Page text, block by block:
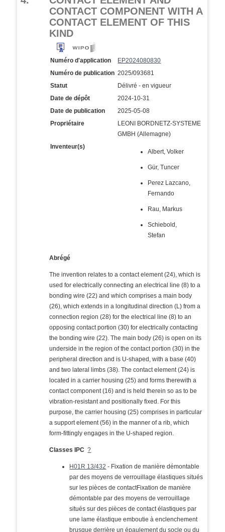
CONTACT COMPONENT WITH A
CONTACT ELEMENT OF THIS
KIND
Numéro d'application
EP2024080830
Numéro de publication 2025/093681
Statut
Délivré - en vigueur
Date de dépôt
2024-10-31
Date de publication
2025-05-08
Propriétaire
LEONI BORDNETZ-SYSTEME
GMBH (Allemagne)
Inventeur(s)
Albert, Volker
Gür, Tuncer
Perez Lazcano,
Fernando
Rau, Markus
Schiebold,
Stefan
Abrégé
The invention relates to a contact element (24), which is
used for electrically connecting an electrical line (8) to a
bonding wire (22) and which comprises a main body
(26), which extends in a longitudinal direction (L) from a
connection region (28) for the electrical line (8) to an
opposing contact portion (30) for electrically contacting
the bonding wire (22). The main body (26) is open on its
underside in the region of the contact portion (30) in the
peripheral direction and is U-shaped, with a base (40)
and two lateral limbs (38). The contact element (24) is
located in a carrier housing (25) and forms therewith a
contact component (16) and is held therein so as to be
vibration-resistant and positionally fixed. For this
purpose, the carrier housing (25) comprises in particular
a support element (56) in the manner of a rib, which
form-fittingly engages in the U-shaped region.
Classes IPC ?
H01R 13/432 - Fixation de manière démontable
par des moyens de verrouillage élastiques situés
sur les pièces de contactFixation de manière
démontable par des moyens de verrouillage
situés sur des pièces de contact élastiques par
une lame élastique emboutie à enclenchement
brusque derrière un épaulement du socle ou du